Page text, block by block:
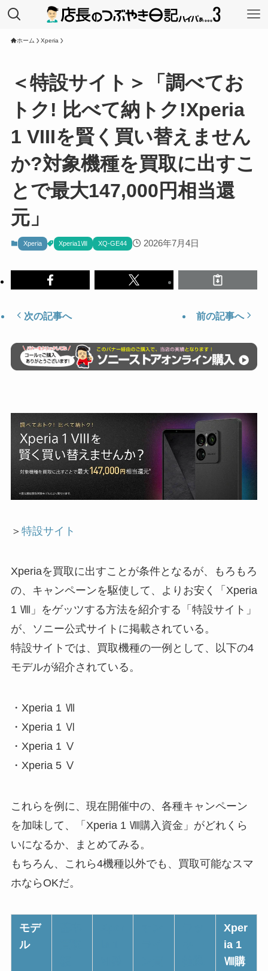
ホーム Xperia
＜特設サイト＞「調べてお
トク! 比べて納トク!Xperia
1 VIIIを賢く買い替えません
か?対象機種を買取に出すこ
とで最大147,000円相当還
元」
Xperia Xperia1Ⅷ XQ-GE44 2026年7月4日
次の記事へ 前の記事へ
＞ 特設サイト
Xperiaを買取に出すことが条件となるが、もろもろ
の、キャンペーンを駆使して、よりお安く「Xperia
1 Ⅷ」をゲッツする方法を紹介する「特設サイト」
が、ソニー公式サイトに掲載されている。
特設サイトでは、買取機種の一例として、以下の4
モデルが紹介されている。
・Xperia 1 Ⅶ
・Xperia 1 Ⅵ
・Xperia 1 Ⅴ
・Xperia 5 Ⅴ
これらを例に、現在開催中の、各種キャンペーン
を加味して、「Xperia 1 Ⅷ購入資金」がどれくら
いになるか、まとめてみる。
もちろん、これら4機種以外でも、買取可能なスマ
ホならOKだ。
モデ
ル
Xper
ia 1
Ⅷ購